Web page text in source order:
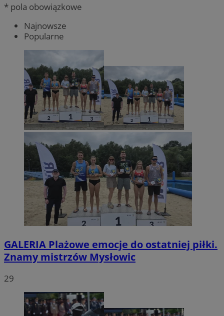
* pola obowiązkowe
Najnowsze
Popularne
GALERIA Plażowe emocje do ostatniej piłki.
Znamy mistrzów Mysłowic
29